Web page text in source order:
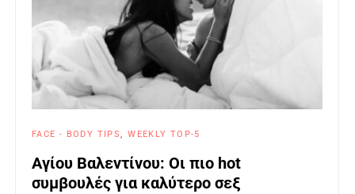
FACE - BODY TIPS WEEKLY TOP-5
Αγίου Βαλεντίνου: Οι πιο hot
συμβουλές για καλύτερο σεξ